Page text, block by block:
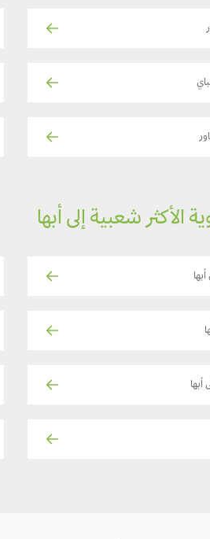
الأكثر شعبية إلى أبها